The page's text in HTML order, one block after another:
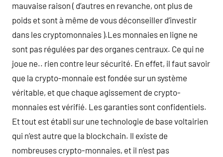
mauvaise raison ( d’autres en revanche, ont plus de
poids et sont à même de vous déconseiller d’investir
dans les cryptomonnaies ).Les monnaies en ligne ne
sont pas régulées par des organes centraux. Ce qui ne
joue ne.. rien contre leur sécurité. En effet, il faut savoir
que la crypto-monnaie est fondée sur un système
véritable, et que chaque agissement de crypto-
monnaies est vérifié. Les garanties sont confidentiels.
Et tout est établi sur une technologie de base voltairien
qui n’est autre que la blockchain. Il existe de
nombreuses crypto-monnaies, et il n’est pas